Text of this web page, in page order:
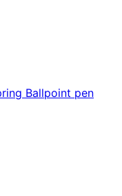
Ballpoint pen